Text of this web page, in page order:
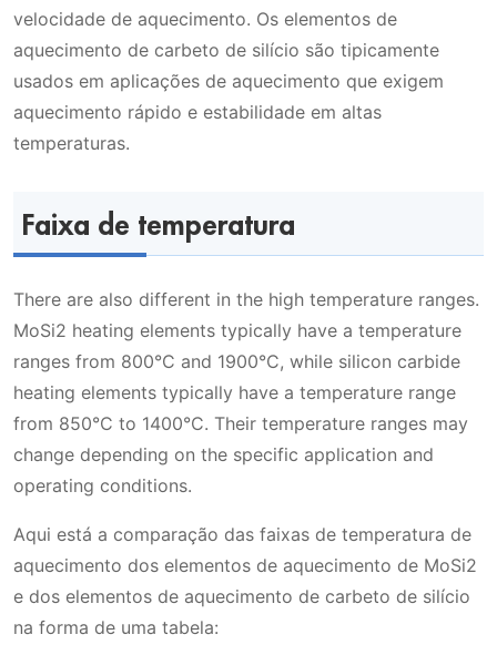
velocidade de aquecimento. Os elementos de
aquecimento de carbeto de silício são tipicamente
usados em aplicações de aquecimento que exigem
aquecimento rápido e estabilidade em altas
temperaturas.
Faixa de temperatura
There are also different in the high temperature ranges.
MoSi2 heating elements typically have a temperature
ranges from 800°C and 1900°C, while silicon carbide
heating elements typically have a temperature range
from 850°C to 1400°C. Their temperature ranges may
change depending on the specific application and
operating conditions.
Aqui está a comparação das faixas de temperatura de
aquecimento dos elementos de aquecimento de MoSi2
e dos elementos de aquecimento de carbeto de silício
na forma de uma tabela: